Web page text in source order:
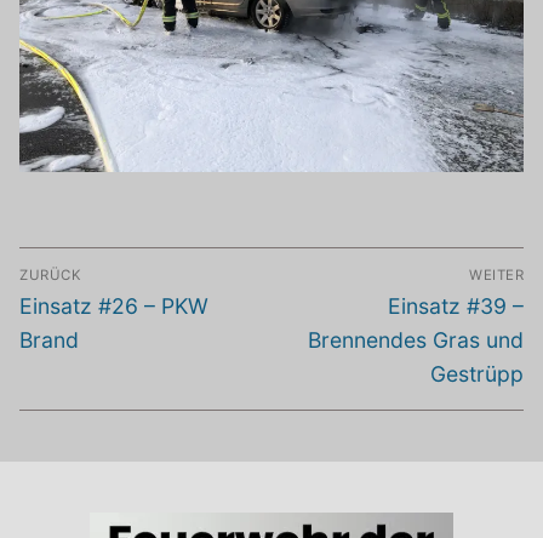
Beitragsnavigation
ZURÜCK
Vorheriger
Beitrag:
Einsatz #26 – PKW
Brand
WEITER
Nächster
Beitrag:
Einsatz #39 –
Brennendes Gras und
Gestrüpp